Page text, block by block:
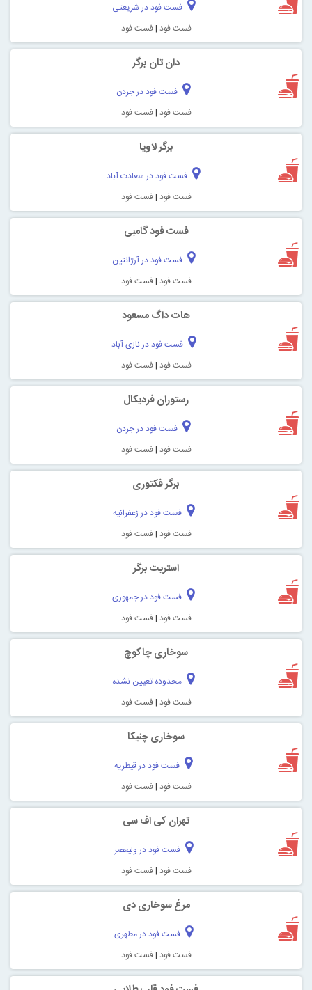
فست فود در شریعتی
فست فود |فست فود
دان تان برگر
فست فود در جردن
فست فود |فست فود
برگر لاویا
فست فود در سعادت آباد
فست فود |فست فود
فست فود گامبی
فست فود در آرژانتین
فست فود |فست فود
هات داگ مسعود
فست فود در نازی آباد
فست فود |فست فود
رستوران فردیکال
فست فود در جردن
فست فود |فست فود
برگر فکتوری
فست فود در زعفرانیه
فست فود |فست فود
استریت برگر
فست فود در جمهوری
فست فود |فست فود
سوخاری چاکوچ
محدوده تعیین نشده
فست فود |فست فود
سوخاری چنیکا
فست فود در قیطریه
فست فود |فست فود
تهران کی‌ اف‌ سی
فست فود در ولیعصر
فست فود |فست فود
مرغ سوخاری دی
فست فود در مطهری
فست فود |فست فود